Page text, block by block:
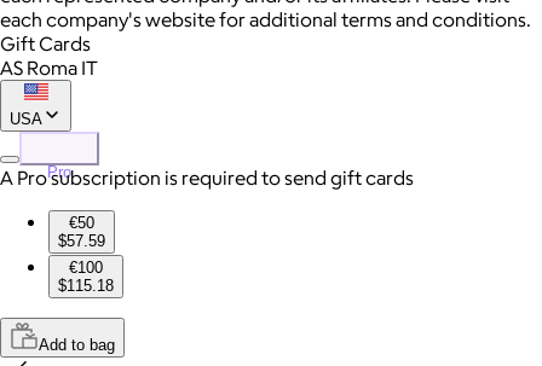
each company's website for additional terms and conditions.
Gift Cards
AS Roma IT
USA
Pro
A Pro subscription is required to send gift cards
€50
$57.59
€100
$115.18
Add to bag